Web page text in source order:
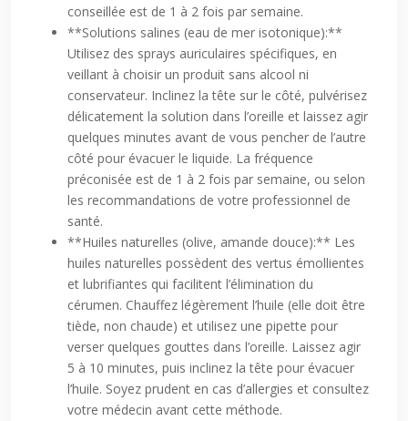
conseillée est de 1 à 2 fois par semaine.
**Solutions salines (eau de mer isotonique):**
Utilisez des sprays auriculaires spécifiques, en
veillant à choisir un produit sans alcool ni
conservateur. Inclinez la tête sur le côté, pulvérisez
délicatement la solution dans l’oreille et laissez agir
quelques minutes avant de vous pencher de l’autre
côté pour évacuer le liquide. La fréquence
préconisée est de 1 à 2 fois par semaine, ou selon
les recommandations de votre professionnel de
santé.
**Huiles naturelles (olive, amande douce):** Les
huiles naturelles possèdent des vertus émollientes
et lubrifiantes qui facilitent l’élimination du
cérumen. Chauffez légèrement l’huile (elle doit être
tiède, non chaude) et utilisez une pipette pour
verser quelques gouttes dans l’oreille. Laissez agir
5 à 10 minutes, puis inclinez la tête pour évacuer
l’huile. Soyez prudent en cas d’allergies et consultez
votre médecin avant cette méthode.